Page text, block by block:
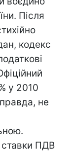
Після
кодекс
у 2010
не
ставки ПДВ